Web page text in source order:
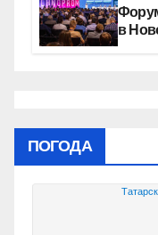
в
ПОГОДА
Татарск